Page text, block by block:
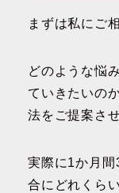
まずは私にご
どのような悩
ていきたいの
法をご提案さ
実際に1か月
合にどれくら